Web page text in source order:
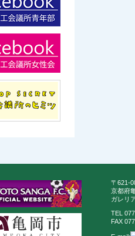
〒621-
京都府
ガレリ
TEL
FAX